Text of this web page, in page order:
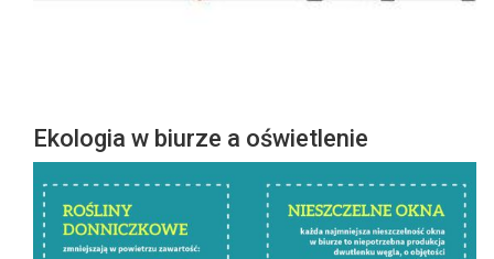
Ekologia w biurze a oświetlenie